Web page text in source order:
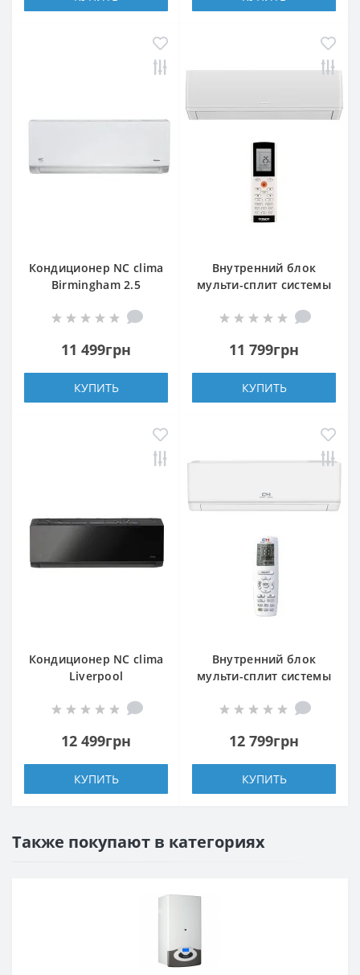
Кондиционер NC clima
Birmingham 2.5
(внутренний блок)
11 499грн
КУПИТЬ
Внутренний блок
мульти-сплит системы
PRACTIC PRO
11 799грн
КУПИТЬ
Кондиционер NC clima
Liverpool
(внутренний блок)
12 499грн
КУПИТЬ
Внутренний блок
мульти-сплит системы
S09FTXF6(I)
12 799грн
КУПИТЬ
Также покупают в категориях